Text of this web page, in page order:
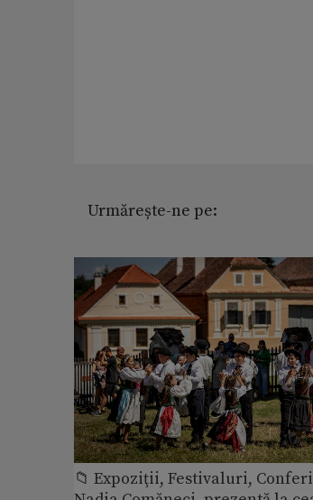
Urmărește-ne pe:
📁 Expoziţii, Festivaluri,